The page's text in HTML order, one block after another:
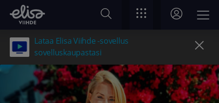
Lataa Elisa Viihde -sovellus
sovelluskaupastasi